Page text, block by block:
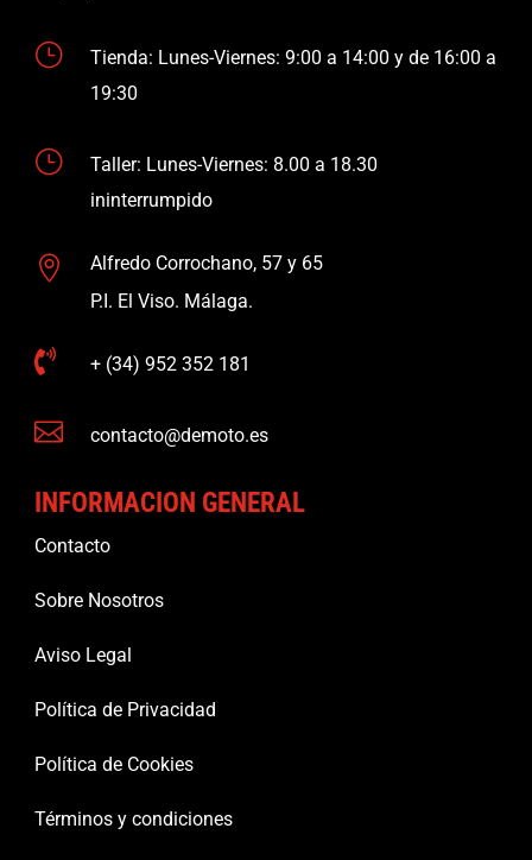
}
Tienda: Lunes-Viernes: 9:00 a 14:00 y de 16:00 a
19:30
}
Taller: Lunes-Viernes: 8.00 a 18.30
ininterrumpido

Alfredo Corrochano, 57 y 65
P.I. El Viso. Málaga.
 + (34) 952 352 181
 contacto@demoto.es
INFORMACION GENERAL
Contacto
Sobre Nosotros
Aviso Legal
Política de Privacidad
Política de Cookies
Términos y condiciones